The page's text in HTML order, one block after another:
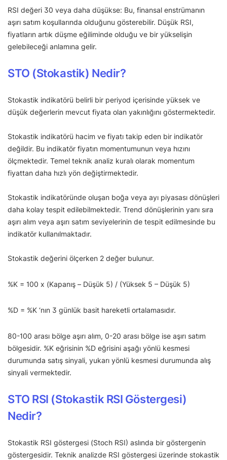
RSI değeri 30 veya daha düşükse: Bu, finansal enstrümanın
aşırı satım koşullarında olduğunu gösterebilir. Düşük RSI,
fiyatların artık düşme eğiliminde olduğu ve bir yükselişin
gelebileceği anlamına gelir.
STO (Stokastik) Nedir?
Stokastik indikatörü belirli bir periyod içerisinde yüksek ve
düşük değerlerin mevcut fiyata olan yakınlığını göstermektedir.
Stokastik indikatörü hacim ve fiyatı takip eden bir indikatör
değildir. Bu indikatör fiyatın momentumunun veya hızını
ölçmektedir. Temel teknik analiz kuralı olarak momentum
fiyattan daha hızlı yön değiştirmektedir.
Stokastik indikatöründe oluşan boğa veya ayı piyasası dönüşleri
daha kolay tespit edilebilmektedir. Trend dönüşlerinin yanı sıra
aşırı alım veya aşırı satım seviyelerinin de tespit edilmesinde bu
indikatör kullanılmaktadır.
Stokastik değerini ölçerken 2 değer bulunur.
%K = 100 x (Kapanış – Düşük 5) / (Yüksek 5 – Düşük 5)
%D = %K ‘nın 3 günlük basit hareketli ortalamasıdır.
80-100 arası bölge aşırı alım, 0-20 arası bölge ise aşırı satım
bölgesidir. %K eğrisinin %D eğrisini aşağı yönlü kesmesi
durumunda satış sinyali, yukarı yönlü kesmesi durumunda alış
sinyali vermektedir.
STO RSI (Stokastik RSI Göstergesi)
Nedir?
Stokastik RSI göstergesi (Stoch RSI) aslında bir göstergenin
göstergesidir. Teknik analizde RSI göstergesi üzerinde stokastik